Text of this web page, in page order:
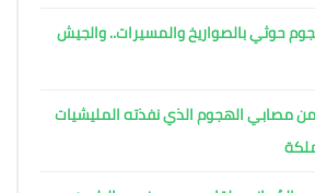
حوثي بالصواريخ والمسيرات.. والجيش
مصابي الهجوم الذي نفذته المليشيات